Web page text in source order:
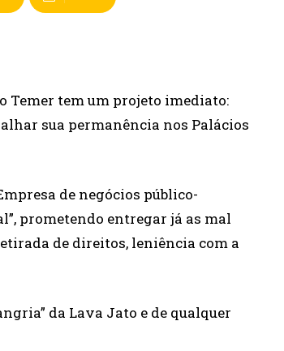
Temer tem um projeto imediato:
sua permanência nos Palácios
de negócios público-
prometendo entregar já as mal
de direitos, leniência com a
da Lava Jato e de qualquer